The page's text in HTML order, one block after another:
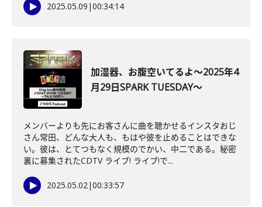
2025.05.09 |00:34:14
加湿器、お腹空いてるよ～2025年4
月29日SPARK TUESDAY～
メンバーよりも先にお客さんに曲を聴かせるインスタおじ
さん常田、どんな大人も、もはや彼を止めることはできな
い。彼は、とてつもなく規模のでかい、中二である。秘密
裏に募集されたCDTV ライブ! ライブ!で...
2025.05.02|00:33:57